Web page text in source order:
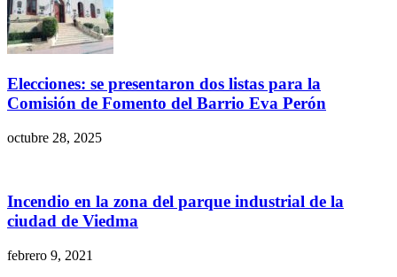
Elecciones: se presentaron dos listas para la
Comisión de Fomento del Barrio Eva Perón
octubre 28, 2025
Incendio en la zona del parque industrial de la
ciudad de Viedma
febrero 9, 2021